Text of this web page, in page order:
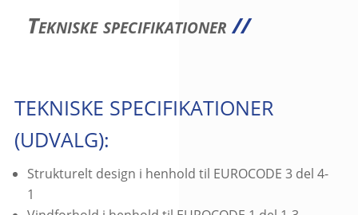
Tekniske specifikationer//
TEKNISKE SPECIFIKATIONER
(UDVALG):
Strukturelt design i henhold til EUROCODE 3 del 4-
1